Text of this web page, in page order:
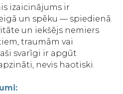
izaicinājums ir
un spēku — spiedienā.
un iekšējs nemiers
traumām vai
svarīgi ir apgūt
nevis haotiski.